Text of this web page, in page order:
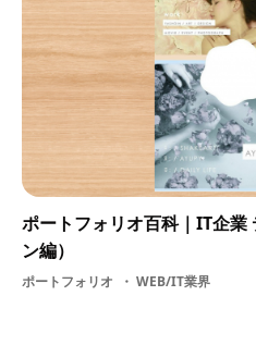
ポートフォリオ百科｜IT企業
ン編）
ポートフォリオ WEB/IT業界